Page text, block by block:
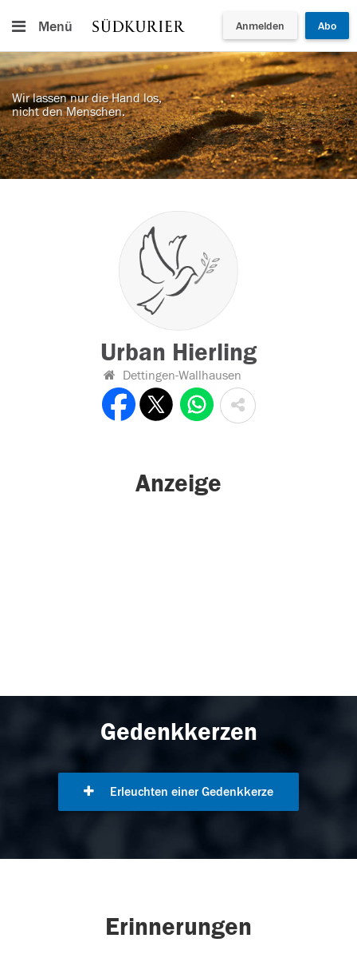
Menü Anmelden Abo
Wir lassen nur die Hand los,
nicht den Menschen.
Urban Hierling
Dettingen-Wallhausen
Anzeige
Gedenkkerzen
Erleuchten einer Gedenkkerze
Erinnerungen